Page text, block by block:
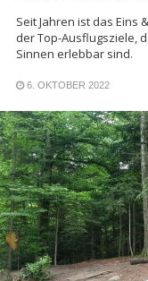
Seit Jahren ist das Eins
der Top-Ausflugsziele,
Sinnen erlebbar sind.
6. OKTOBER 2022